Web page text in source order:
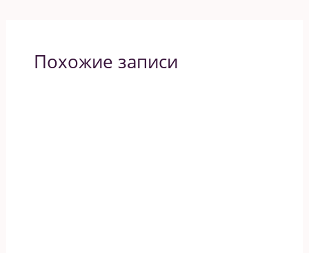
Похожие записи